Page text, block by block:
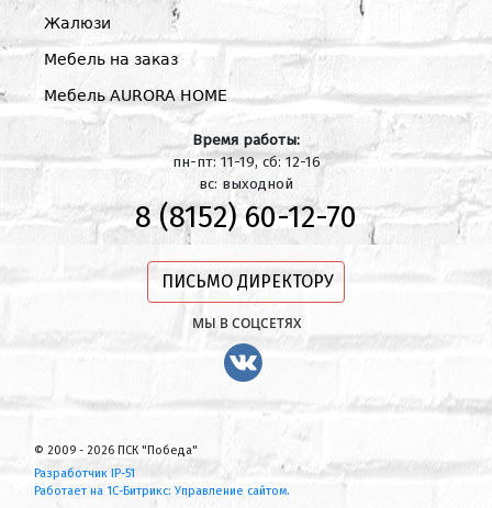
Жалюзи
Мебель на заказ
Мебель AURORA HOME
Время работы:
пн-пт: 11-19, сб: 12-16
вс: выходной
8 (8152) 60-12-70
ПИСЬМО ДИРЕКТОРУ
МЫ В СОЦСЕТЯХ
© 2009 - 2026 ПСК "Победа"
Разработчик IP-51
Работает на 1С-Битрикс: Управление сайтом.